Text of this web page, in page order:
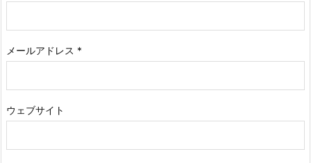
メールアドレス *
ウェブサイト